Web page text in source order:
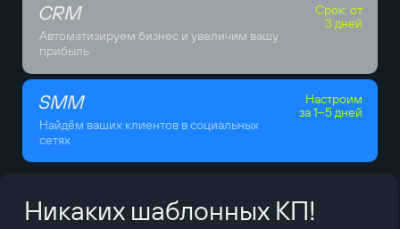
CRM
Автоматизируем бизнес и увеличим вашу
прибыль
Срок: от
3 дней
SMM
Найдём ваших клиентов в социальных
сетях
Настроим
за 1–5 дней
Никаких шаблонных КП!